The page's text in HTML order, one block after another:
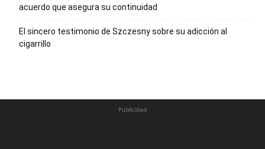
acuerdo que asegura su continuidad
El sincero testimonio de Szczesny sobre su adicción al
cigarrillo
Publicidad